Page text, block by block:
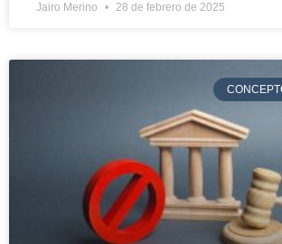
Jairo Merino 28 de febrero de 2025